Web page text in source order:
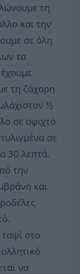
τη
και την
σε όλη
τα
τη ζάχαρη
½
σε σφιχτό
σε
30 λεπτά.
την
και
στο
να